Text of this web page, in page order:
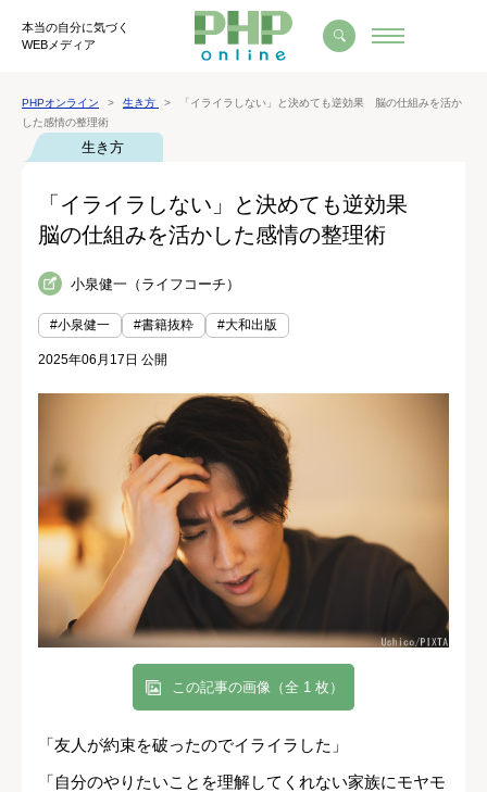
本当の自分に気づく
WEBメディア
PHPオンライン 生き方
「イライラしない」と決めても逆効果 脳の仕組みを活か
した感情の整理術
生き方
「イライラしない」と決めても逆効果
脳の仕組みを活かした感情の整理術
小泉健一（ライフコーチ）
#小泉健一 #書籍抜粋 #大和出版
2025年06月17日 公開
この記事の画像（全 1 枚）
「友人が約束を破ったのでイライラした」
「自分のやりたいことを理解してくれない家族にモヤモ